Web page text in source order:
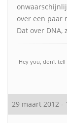
over een paar
Dat over DNA,
Hey you, don't
29 maart 2012 -